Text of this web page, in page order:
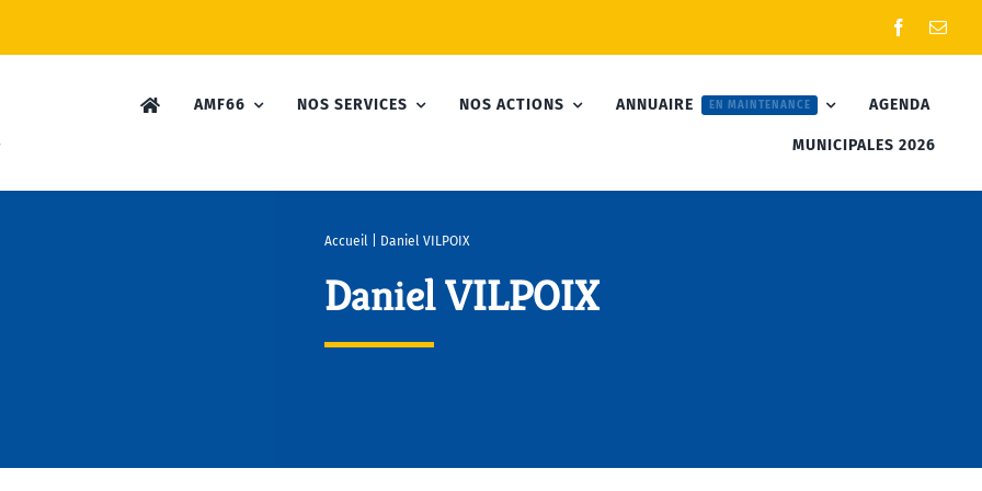
AMF66 NOS SERVICES NOS ACTIONS ANNUAIRE EN MAINTENANCE AGENDA
MUNICIPALES 2026
Accueil| Daniel VILPOIX
Daniel VILPOIX